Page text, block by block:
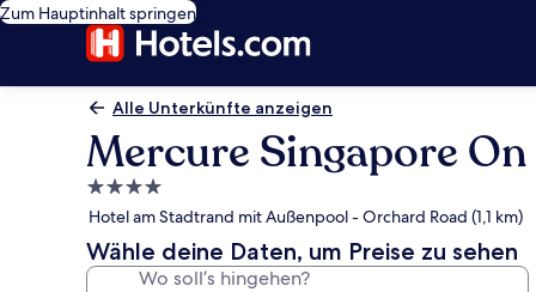
Zum Hauptinhalt springen
Alle Unterkünfte anzeigen
Mercure Singapore On
4.0-
Sterne-
Unterkunft
Hotel am Stadtrand mit Außenpool - Orchard Road (1,1 km)
Wähle deine Daten, um Preise zu sehen
Wo soll’s hingehen?